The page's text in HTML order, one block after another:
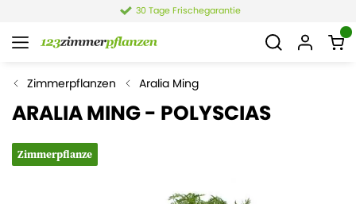
30 Tage Frischegarantie
Zimmerpflanzen Aralia Ming
ARALIA MING - POLYSCIAS
Zimmerpflanze